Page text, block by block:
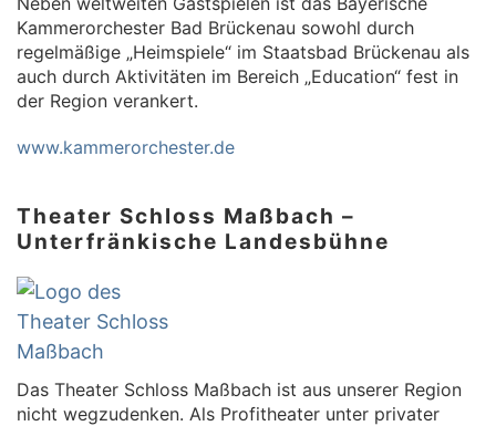
Kammerorchester Bad Brückenau sowohl durch
regelmäßige „Heimspiele“ im Staatsbad Brückenau als
auch durch Aktivitäten im Bereich „Education“ fest in
der Region verankert.
www.kammerorchester.de
Theater Schloss Maßbach –
Unterfränkische Landesbühne
Das Theater Schloss Maßbach ist aus unserer Region
nicht wegzudenken. Als Profitheater unter privater